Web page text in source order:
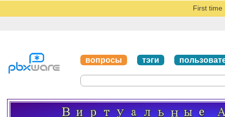
First time
вопросы тэги